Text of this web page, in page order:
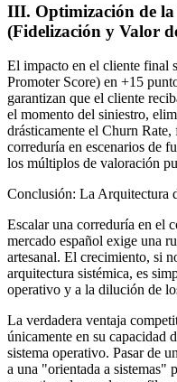
III. Optimización de la
(Fidelización y Valor
El impacto en el cliente final
Promoter Score) en +15
garantizan que el cliente
el momento del siniestro,
drásticamente el Churn
correduría en escenarios de
los múltiplos de valoración
Conclusión: La Arquitectura
Escalar una correduría en el
mercado español exige una
artesanal. El crecimiento, si
arquitectura sistémica, es
operativo y a la dilución de
La verdadera ventaja
únicamente en su capacidad
sistema operativo. Pasar de
a una "orientada a sistemas"